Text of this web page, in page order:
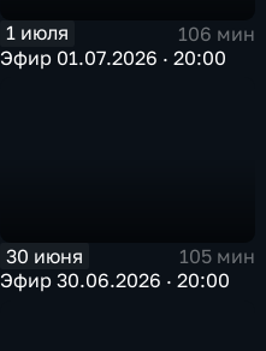
1 июля
106 мин
Эфир 01.07.2026 · 20:00
30 июня
105 мин
Эфир 30.06.2026 · 20:00